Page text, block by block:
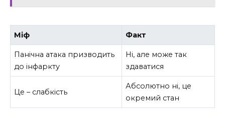
Міф Факт
Панічна атака призводить
до інфаркту
Ні, але може так
здаватися
Це – слабкість
Абсолютно ні, це
окремий стан